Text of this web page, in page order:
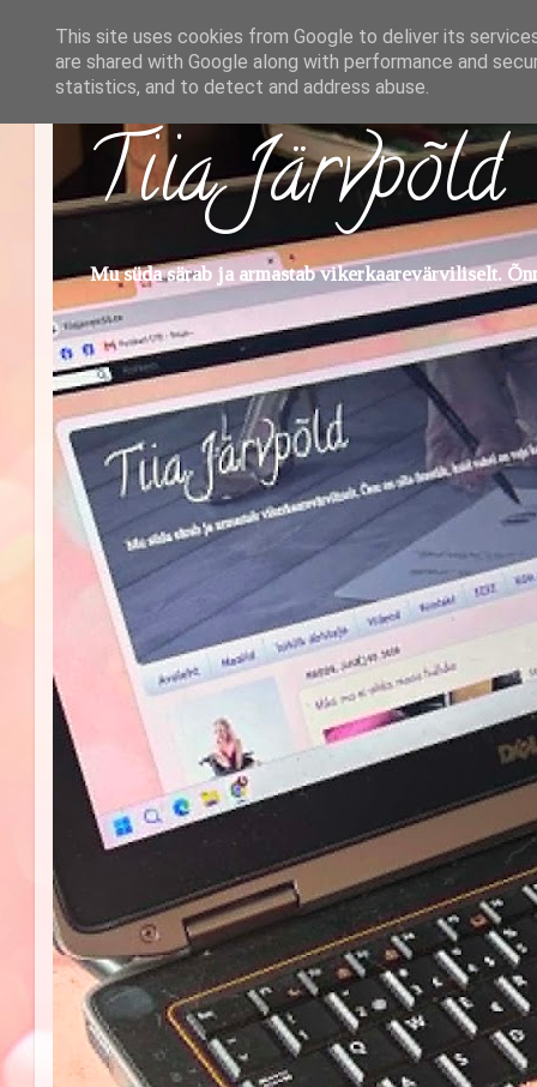
Tiia Järvpõld
Mu süda särab ja armastab vikerkaarevärviliselt.
This site uses cookies from Google to deliver its
are shared with Google along with performance and
statistics, and to detect and address abuse.